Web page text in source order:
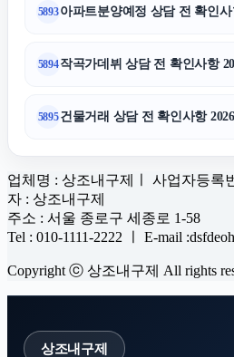
5893아파트분양예정 상담 전 확인사
5894작곡가데뷔 상담 전 확인사항
5895건물거래 상담 전 확인사항
업체명 : 상조내구제ㅣ 사업자등록
자 : 상조내구제
주소 : 서울 종로구 세종로 1-58
Tel : 010-1111-2222 ㅣ E-mail
Copyright ⓒ 상조내구제 All rights
상조내구제